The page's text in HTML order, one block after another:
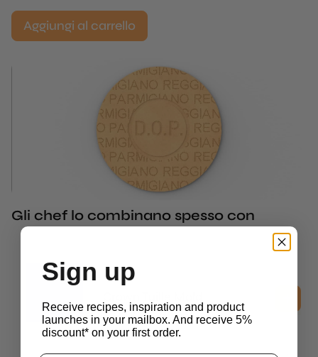
Aggiungi al carrello
Gli chef lo combinano spesso con
2D Molds
$52.00 IVA esclusa
Sign up
Receive recipes, inspiration and product
launches in your mailbox. And receive 5%
discount* on your first order.